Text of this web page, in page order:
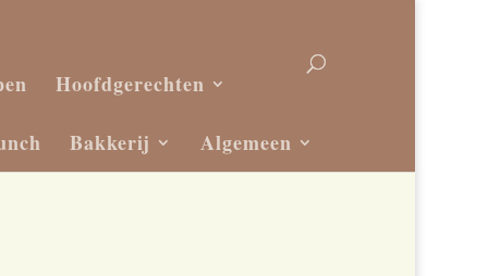
Hoofdgerechten
Bakkerij Algemeen